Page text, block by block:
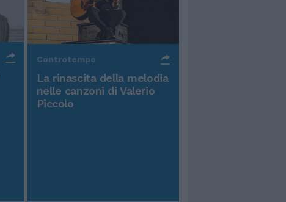
Controtempo
La rinascita della melodia
nelle canzoni di Valerio
Piccolo